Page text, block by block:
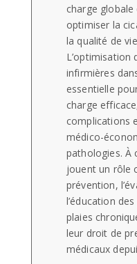
charge
optimiser la
la qualité de
L’optimisation
infirmières
essentielle
charge
complications
médico-
pathologies. À
jouent un rôle
prévention,
l’éducation
plaies
leur droit de
médicaux